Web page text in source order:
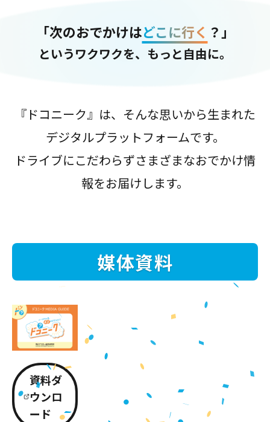
「次のおでかけはどこに行く ？」
というワクワクを、もっと自由に。
『ドコニーク』は、そんな思いから生まれた
デジタルプラットフォームです。
ドライブにこだわらずさまざまなおでかけ情
報をお届けします。
媒体資料
資料ダ
ウンロ
ード